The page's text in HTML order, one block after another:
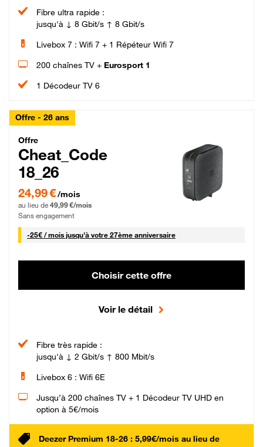
Fibre ultra rapide :
jusqu'à ↓ 8 Gbit/s ↑ 8 Gbit/s
Livebox 7 : Wifi 7 + 1 Répéteur Wifi 7
200 chaînes TV + Eurosport 1
1 Décodeur TV 6
Offre - 26 ans
Cheat_Code Fibre_18_26
Offre
Cheat_Code
18_26
24,99 € par mois pendant 0 mois puis 49,99 € par mois, Sans engagement
24,99 €/mois
au lieu de 49,99 €/mois
Sans engagement
-25€ / mois25 € par mois
jusqu'à votre 27ème anniversaire
Choisir cette offre
Voir le détail
Fibre très rapide :
jusqu'à ↓ 2 Gbit/s ↑ 800 Mbit/s
Livebox 6 : Wifi 6E
Jusqu’à 200 chaînes TV + 1 Décodeur TV UHD en
option à 5€/mois
Deezer Premium 18-26 : 5,99€/mois au lieu de